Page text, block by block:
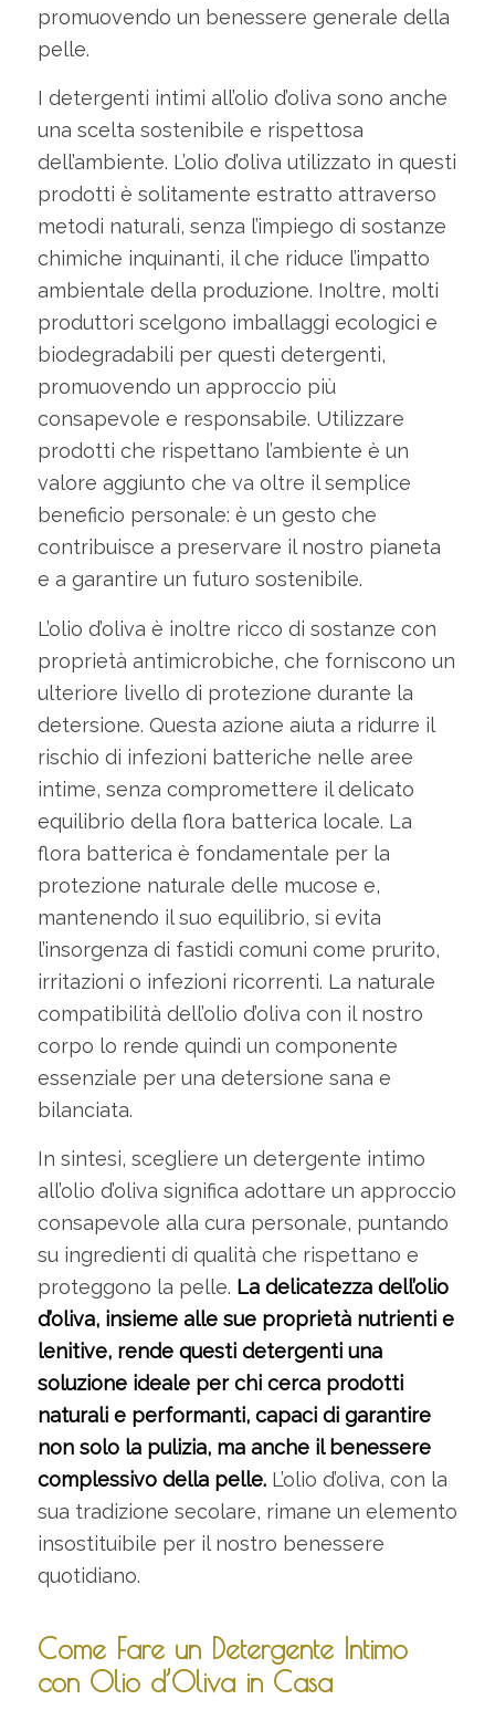
promuovendo un benessere generale della
pelle.
I detergenti intimi all’olio d’oliva sono anche
una scelta sostenibile e rispettosa
dell’ambiente. L’olio d’oliva utilizzato in questi
prodotti è solitamente estratto attraverso
metodi naturali, senza l’impiego di sostanze
chimiche inquinanti, il che riduce l’impatto
ambientale della produzione. Inoltre, molti
produttori scelgono imballaggi ecologici e
biodegradabili per questi detergenti,
promuovendo un approccio più
consapevole e responsabile. Utilizzare
prodotti che rispettano l’ambiente è un
valore aggiunto che va oltre il semplice
beneficio personale: è un gesto che
contribuisce a preservare il nostro pianeta
e a garantire un futuro sostenibile.
L’olio d’oliva è inoltre ricco di sostanze con
proprietà antimicrobiche, che forniscono un
ulteriore livello di protezione durante la
detersione. Questa azione aiuta a ridurre il
rischio di infezioni batteriche nelle aree
intime, senza compromettere il delicato
equilibrio della flora batterica locale. La
flora batterica è fondamentale per la
protezione naturale delle mucose e,
mantenendo il suo equilibrio, si evita
l’insorgenza di fastidi comuni come prurito,
irritazioni o infezioni ricorrenti. La naturale
compatibilità dell’olio d’oliva con il nostro
corpo lo rende quindi un componente
essenziale per una detersione sana e
bilanciata.
In sintesi, scegliere un detergente intimo
all’olio d’oliva significa adottare un approccio
consapevole alla cura personale, puntando
su ingredienti di qualità che rispettano e
proteggono la pelle. La delicatezza dell’olio
d’oliva, insieme alle sue proprietà nutrienti e
lenitive, rende questi detergenti una
soluzione ideale per chi cerca prodotti
naturali e performanti, capaci di garantire
non solo la pulizia, ma anche il benessere
complessivo della pelle.L’olio d’oliva, con la
sua tradizione secolare, rimane un elemento
insostituibile per il nostro benessere
quotidiano.
Come Fare un Detergente Intimo
con Olio d’Oliva in Casa